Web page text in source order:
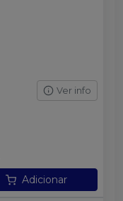
Ver info
Adicionar